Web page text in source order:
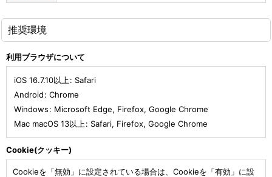
推奨環境
利用ブラウザについて
iOS 16.7.10以上: Safari
Android: Chrome
Windows: Microsoft Edge, Firefox, Google Chrome
Mac macOS 13以上: Safari, Firefox, Google Chrome
Cookie(クッキー)
Cookieを「無効」に設定されている場合は、Cookieを「有効」に設